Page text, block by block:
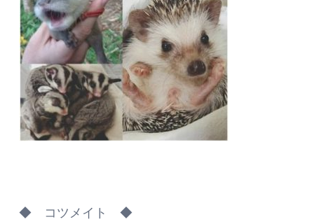
◆ コツメイト ◆